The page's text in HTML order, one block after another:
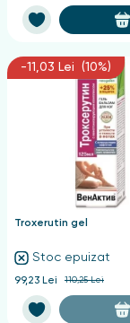
-11,03 Lei (10%)
Troxerutin gel
Stoc epuizat
99,23 Lei 110,25 Lei